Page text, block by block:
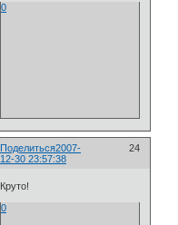
0
Поделиться 24
2007-
12-30 23:57:38
Круто!
0